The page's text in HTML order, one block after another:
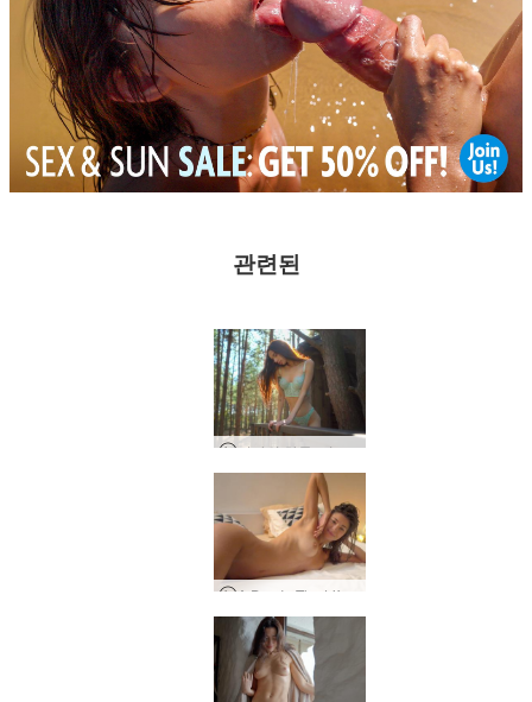
관련된
디타의 하루, 키예프, 우크라이나
A Day In The Life of Anna L, 리비우, 우크라이나